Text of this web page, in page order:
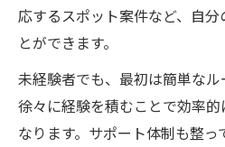
応するスポット案件など、自
とができます。
未経験者でも、最初は簡単なル
徐々に経験を積むことで効率
なります。サポート体制も整